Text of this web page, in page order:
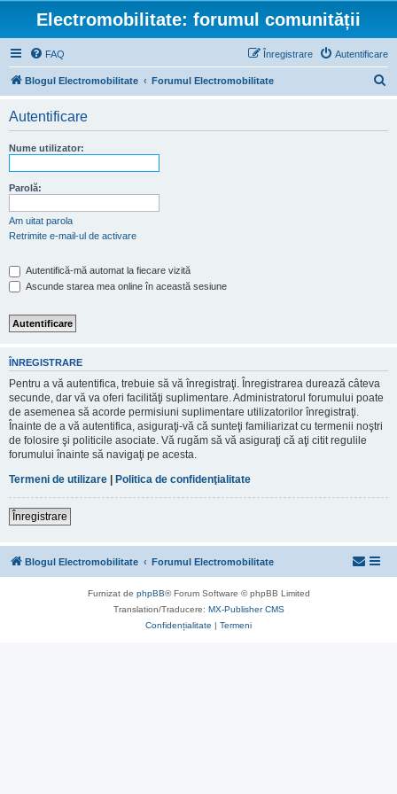
Electromobilitate: forumul comunității
FAQ Autentificare
Înregistrare
Blogul Electromobilitate Forumul Electromobilitate
Autentificare
Nume utilizator:
Parolă:
Am uitat parola
Retrimite e-mail-ul de activare
Autentifică-mă automat la fiecare vizită
Ascunde starea mea online în această sesiune
ÎNREGISTRARE
Pentru a vă autentifica, trebuie să vă înregistraţi. Înregistrarea durează câteva
secunde, dar vă va oferi facilităţi suplimentare. Administratorul forumului poate
de asemenea să acorde permisiuni suplimentare utilizatorilor înregistraţi.
Înainte de a vă autentifica, asiguraţi-vă că sunteţi familiarizat cu termenii noştri
de folosire şi politicile asociate. Vă rugăm să vă asiguraţi că aţi citit regulile
forumului înainte să navigaţi pe acesta.
Termeni de utilizare | Politica de confidenţialitate
Înregistrare
Blogul Electromobilitate Forumul Electromobilitate
Furnizat de phpBB® Forum Software © phpBB Limited
Translation/Traducere: MX-Publisher CMS
Confidențialitate | Termeni